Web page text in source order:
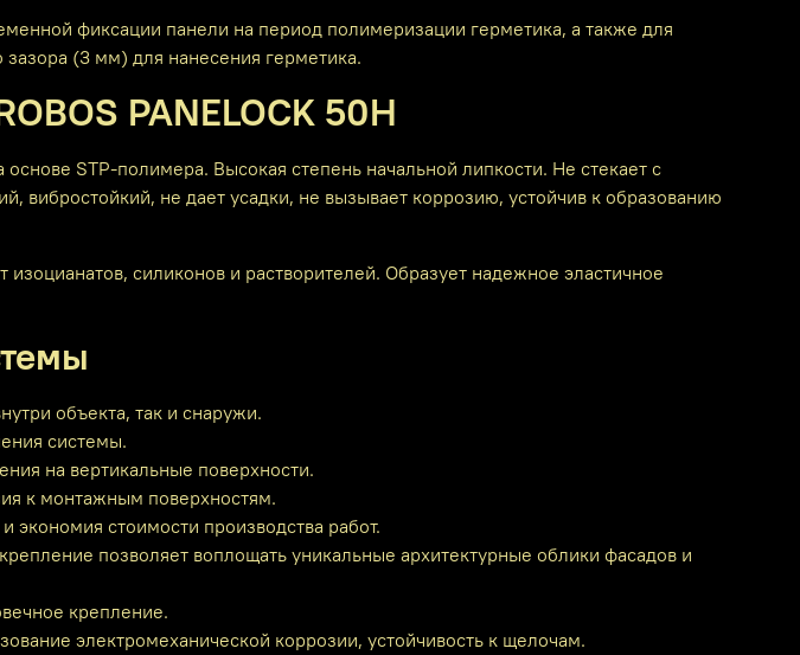
фиксации панели на период полимеризации герметика, а также для
(3 мм) для нанесения герметика.
PANELOCK 50H
STP-полимера. Высокая степень начальной липкости. Не стекает с
вибростойкий, не дает усадки, не вызывает коррозию, устойчив к образованию
силиконов и растворителей. Образует надежное эластичное
объекта, так и снаружи.
системы.
на вертикальные поверхности.
к монтажным поверхностям.
экономия стоимости производства работ.
позволяет воплощать уникальные архитектурные облики фасадов и
крепление.
электромеханической коррозии, устойчивость к щелочам.